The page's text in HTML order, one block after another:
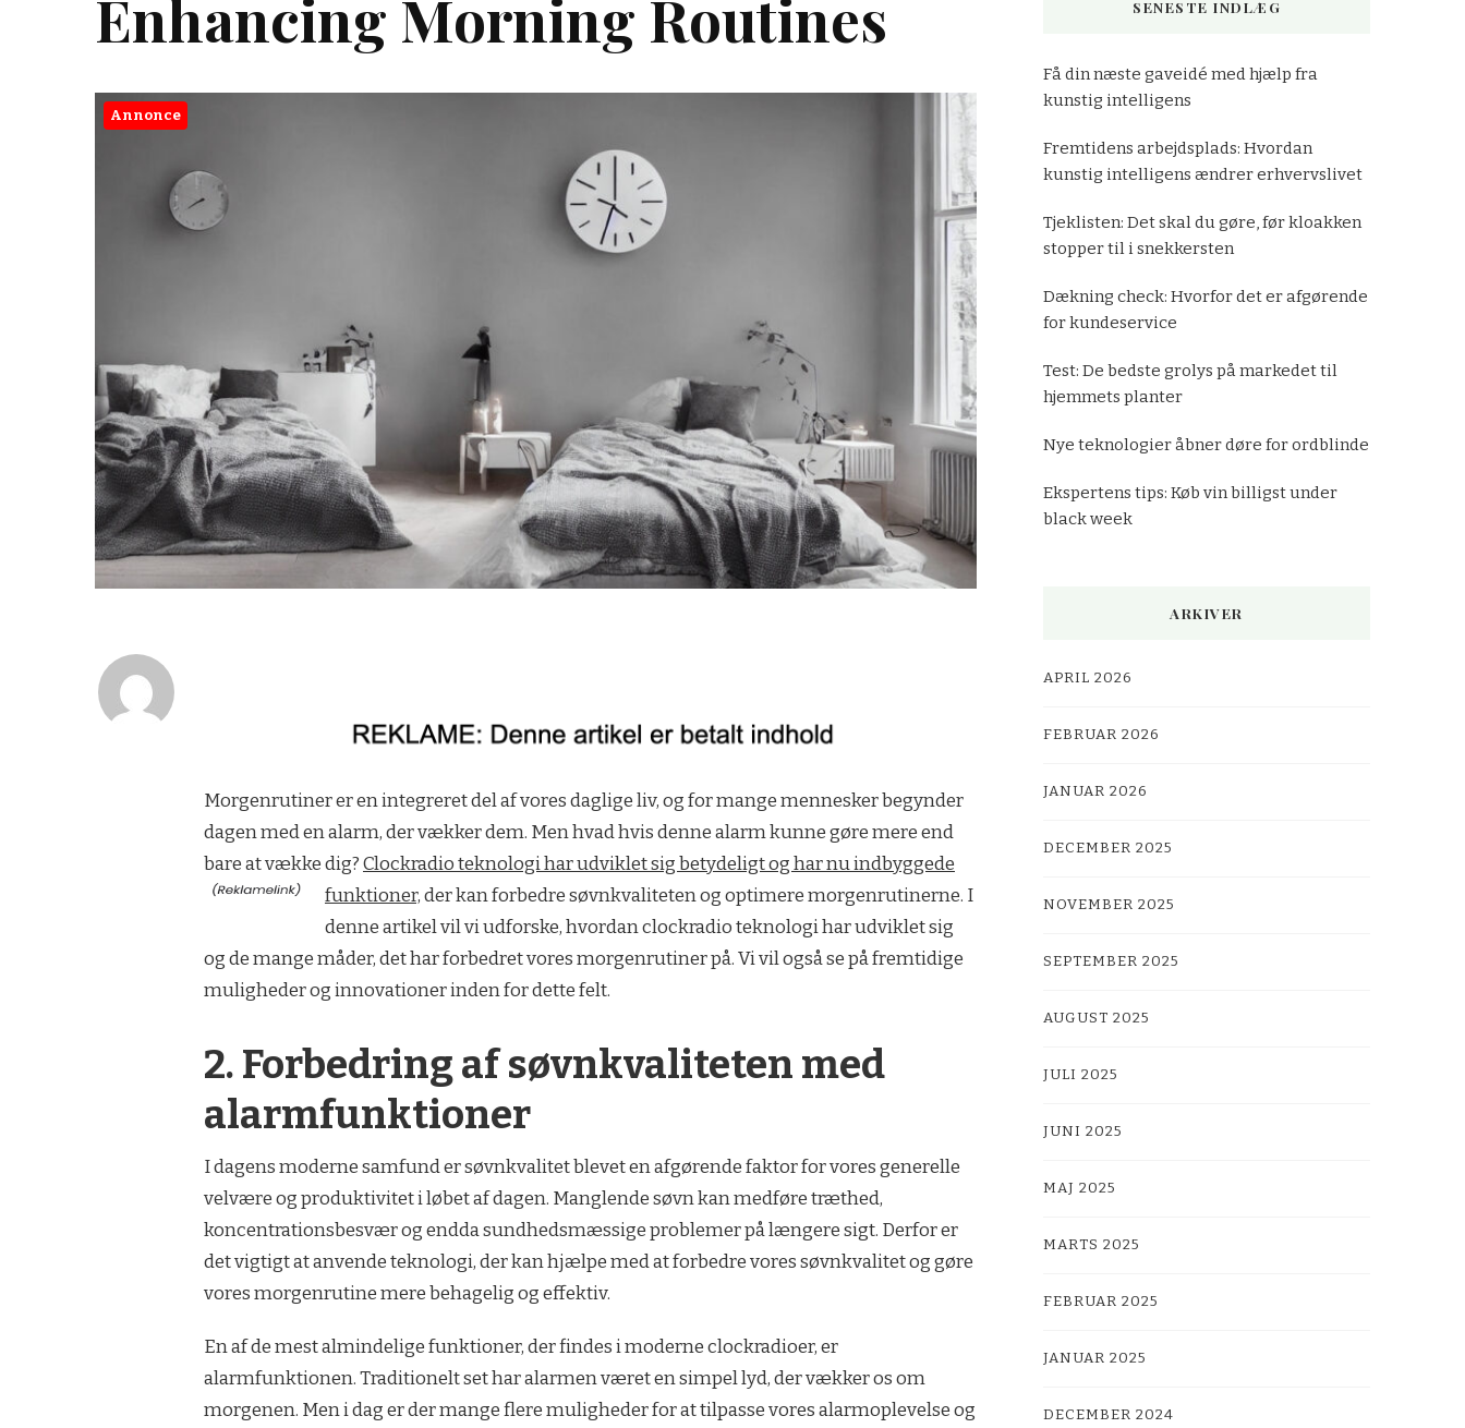
Enhancing Morning Routines
Annonce
Morgenrutiner er en integreret del af vores daglige liv, og for mange mennesker begynder
dagen med en alarm, der vækker dem. Men hvad hvis denne alarm kunne gøre mere end
bare at vække dig?Clockradio teknologi har udviklet sig betydeligt og har nu indbyggede
funktioner,der kan forbedre søvnkvaliteten og optimere morgenrutinerne. I
denne artikel vil vi udforske, hvordan clockradio teknologi har udviklet sig
og de mange måder, det har forbedret vores morgenrutiner på. Vi vil også se på fremtidige
muligheder og innovationer inden for dette felt.
2. Forbedring af søvnkvaliteten med
alarmfunktioner
I dagens moderne samfund er søvnkvalitet blevet en afgørende faktor for vores generelle
velvære og produktivitet i løbet af dagen. Manglende søvn kan medføre træthed,
koncentrationsbesvær og endda sundhedsmæssige problemer på længere sigt. Derfor er
det vigtigt at anvende teknologi, der kan hjælpe med at forbedre vores søvnkvalitet og gøre
vores morgenrutine mere behagelig og effektiv.
En af de mest almindelige funktioner, der findes i moderne clockradioer, er
alarmfunktionen. Traditionelt set har alarmen været en simpel lyd, der vækker os om
morgenen. Men i dag er der mange flere muligheder for at tilpasse vores alarmoplevelse og
SENESTE INDLÆG
Få din næste gaveidé med hjælp fra
kunstig intelligens
Fremtidens arbejdsplads: Hvordan
kunstig intelligens ændrer erhvervslivet
Tjeklisten: Det skal du gøre, før kloakken
stopper til i snekkersten
Dækning check: Hvorfor det er afgørende
for kundeservice
Test: De bedste grolys på markedet til
hjemmets planter
Nye teknologier åbner døre for ordblinde
Ekspertens tips: Køb vin billigst under
black week
ARKIVER
APRIL 2026
FEBRUAR 2026
JANUAR 2026
DECEMBER 2025
NOVEMBER 2025
SEPTEMBER 2025
AUGUST 2025
JULI 2025
JUNI 2025
MAJ 2025
MARTS 2025
FEBRUAR 2025
JANUAR 2025
DECEMBER 2024